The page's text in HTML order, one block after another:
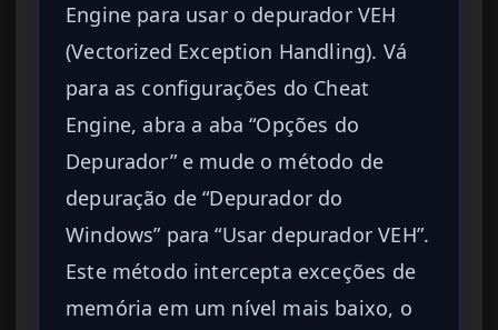
Engine para usar o depurador VEH
(Vectorized Exception Handling). Vá
para as configurações do Cheat
Engine, abra a aba “Opções do
Depurador” e mude o método de
depuração de “Depurador do
Windows” para “Usar depurador VEH”.
Este método intercepta exceções de
memória em um nível mais baixo, o